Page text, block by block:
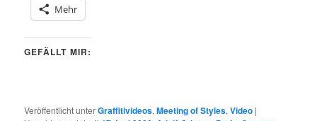
Mehr
GEFÄLLT MIR:
Veröffentlicht unterGraffitivideos,Meeting of Styles,Video |